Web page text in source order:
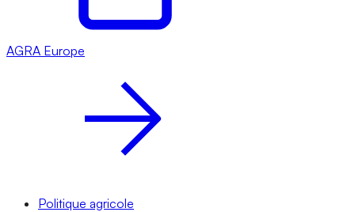
AGRA Europe
Politique agricole